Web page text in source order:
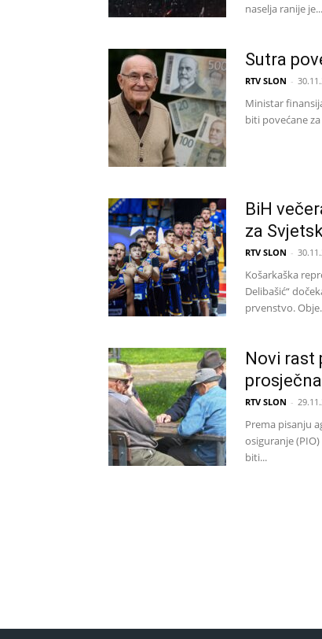
naselja ranije je...
Sutra
RTV SLON -
Ministar
biti povećane
BiH
za
RTV SLON -
Košarkaška
Delibašić“
prvenstvo.
Novi rast
RTV SLON -
Prema pisanju
osiguranje
biti...